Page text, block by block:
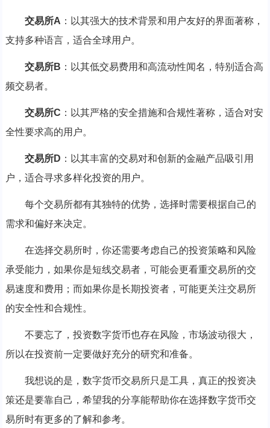
交易所A ：以其强大的技术背景和用户友好的界面著称，
支持多种语言，适合全球用户。
交易所B ：以其低交易费用和高流动性闻名，特别适合高
频交易者。
交易所C ：以其严格的安全措施和合规性著称，适合对安
全性要求高的用户。
交易所D ：以其丰富的交易对和创新的金融产品吸引用
户，适合寻求多样化投资的用户。
每个交易所都有其独特的优势，选择时需要根据自己的
需求和偏好来决定。
在选择交易所时，你还需要考虑自己的投资策略和风险
承受能力，如果你是短线交易者，可能会更看重交易所的交
易速度和费用；而如果你是长期投资者，可能更关注交易所
的安全性和合规性。
不要忘了，投资数字货币也存在风险，市场波动很大，
所以在投资前一定要做好充分的研究和准备。
我想说的是，数字货币交易所只是工具，真正的投资决
策还是要靠自己，希望我的分享能帮助你在选择数字货币交
易所时有更多的了解和参考。